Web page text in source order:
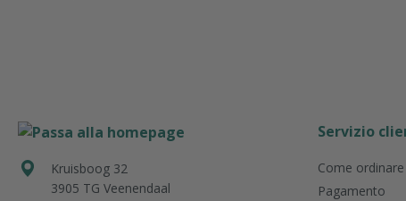
Kruisboog 32
3905 TG Veenendaal
Servizio
Come ordinare
Pagamento